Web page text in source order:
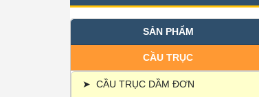
SẢN PHẨM
CẦU TRỤC
➤ CẦU TRỤC DẦM ĐƠN